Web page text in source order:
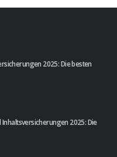
2025: Die besten
2025: Die